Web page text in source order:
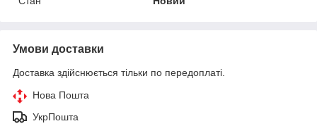
Умови доставки
Доставка здійснюється тільки по передоплаті.
Нова Пошта
УкрПошта